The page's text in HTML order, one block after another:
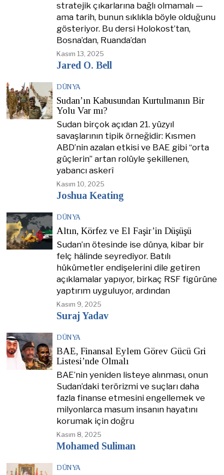
stratejik çıkarlarına bağlı olmamalı —
ama tarih, bunun sıklıkla böyle olduğunu
gösteriyor. Bu dersi Holokost’tan,
Bosna’dan, Ruanda’dan
Kasım 13, 2025
Jared O. Bell
DÜNYA
Sudan’ın Kabusundan Kurtulmanın Bir
Yolu Var mı?
Sudan birçok açıdan 21. yüzyıl
savaşlarının tipik örneğidir: Kısmen
ABD’nin azalan etkisi ve BAE gibi “orta
güçlerin” artan rolüyle şekillenen,
yabancı askerî
Kasım 10, 2025
Joshua Keating
DÜNYA
Altın, Körfez ve El Faşir’in Düşüşü
Sudan’ın ötesinde ise dünya, kibar bir
felç hâlinde seyrediyor. Batılı
hükümetler endişelerini dile getiren
açıklamalar yapıyor, birkaç RSF figürüne
yaptırım uyguluyor, ardından
Kasım 9, 2025
Suraj Yadav
DÜNYA
BAE, Finansal Eylem Görev Gücü Gri
Listesi’nde Olmalı
BAE’nin yeniden listeye alınması, onun
Sudan’daki terörizmi ve suçları daha
fazla finanse etmesini engellemek ve
milyonlarca masum insanın hayatını
korumak için doğru
Kasım 8, 2025
Mohamed Suliman
DÜNYA